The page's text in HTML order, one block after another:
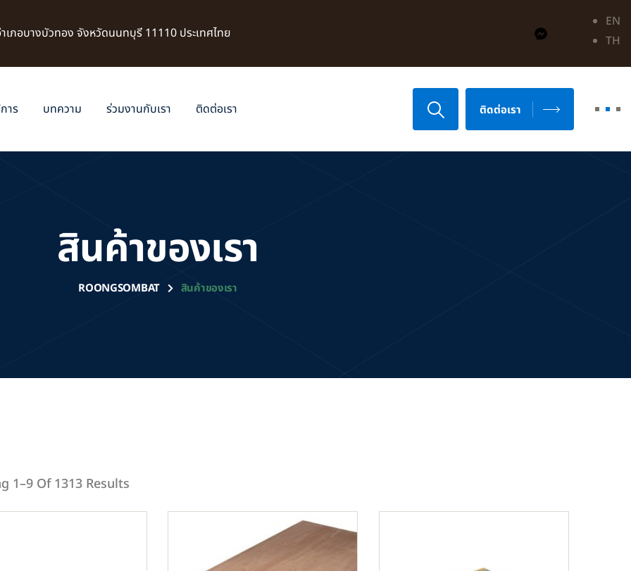
เภอบางบัวทอง จังหวัดนนทบุรี 11110 ประเทศไทย
EN
TH
าร บทความ ร่วมงานกับเรา ติดต่อเรา ติดต่อเรา
สินค้าของเรา
ROONGSOMBAT สินค้าของเรา
1–9 Of 1313 Results